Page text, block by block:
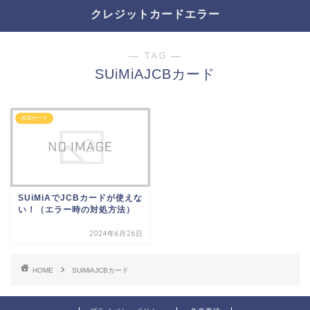
クレジットカードエラー
― TAG ―
SUiMiAJCBカード
JCBカード
SUiMiAでJCBカードが使えな
い！（エラー時の対処方法）
2024年6月26日
HOME SUiMiAJCBカード